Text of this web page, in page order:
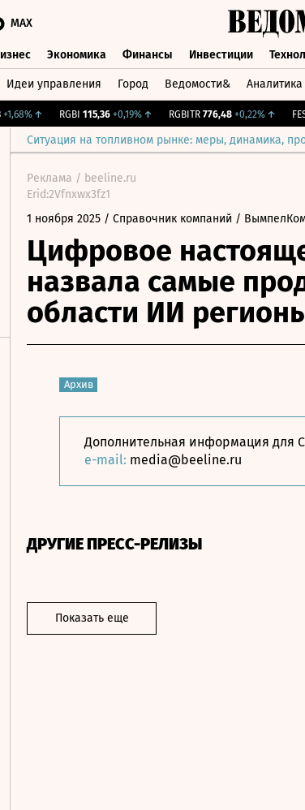
MAX
Экономика Финансы Инвестиции
Идеи управления Город Ведомости& Аналитика
↑ RGBI 115,36 +0,19%↑ RGBITR 776,48 +0,22%↑ FESH
Ситуация на топливном рынке: меры, динамика,
Реклама / beeline.ru
Erid:2Vfnxwx3fz1
1 ноября 2025 / Справочник компаний /
Цифровое
назвала самые
области ИИ
Архив
Дополнительная информация для
e-mail: media@beeline.ru
ДРУГИЕ ПРЕСС-РЕЛИЗЫ
Показать еще